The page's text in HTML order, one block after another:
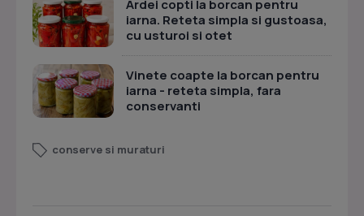
Ardei copti la borcan pentru
iarna. Reteta simpla si gustoasa,
cu usturoi si otet
Vinete coapte la borcan pentru
iarna - reteta simpla, fara
conservanti
conserve si muraturi